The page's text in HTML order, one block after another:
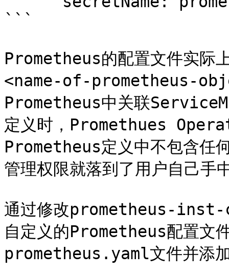
```
Prometheus的配置文件实
<name-of-prometheus-
Prometheus中关联
定义时，Promethues
Prometheus定义中不包含任
管理权限就落到了用户自己手
通过修改prometheus-inst-
自定义的Prometheus配置文
prometheus.yaml文件并添